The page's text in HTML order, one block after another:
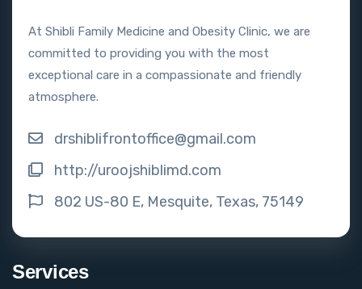
At Shibli Family Medicine and Obesity Clinic, we are
committed to providing you with the most
exceptional care in a compassionate and friendly
atmosphere.
drshiblifrontoffice@gmail.com
http://uroojshiblimd.com
802 US-80 E, Mesquite, Texas, 75149
Services